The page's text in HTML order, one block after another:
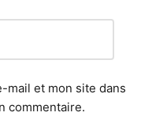
mail et mon site dans
commentaire.